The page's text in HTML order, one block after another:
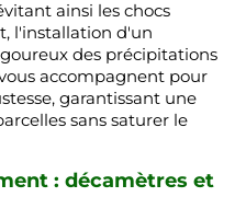
ainsi les chocs
l'installation d'un
des précipitations
accompagnent pour
garantissant une
sans saturer le
: décamètres et